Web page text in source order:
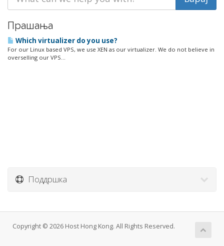
Прашања
Which virtualizer do you use?
For our Linux based VPS, we use XEN as our virtualizer. We do not believe in
overselling our VPS...
Поддршка
Copyright © 2026 Host Hong Kong. All Rights Reserved.